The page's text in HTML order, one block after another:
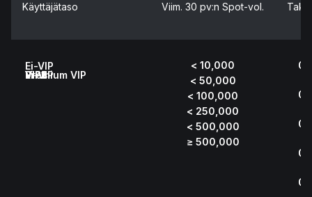
Käyttäjätaso Viim. 30 pv:n Spot-vol.
Ei-VIP
< 10,000
< 50,000
< 100,000
< 250,000
< 500,000
≥ 500,000
Ei-VIP
VIP1
VIP2
VIP3
VIP4
VIP5
Premium VIP